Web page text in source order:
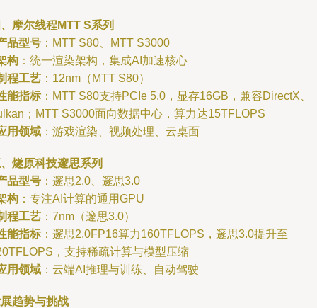
摩尔线程MTT S系列
品型号 ：MTT S80、MTT S3000
构 ：统一渲染架构，集成AI加速核心
程工艺 ：12nm（MTT S80）
能指标：MTT S80支持PCIe 5.0，显存16GB，兼容DirectX、
；MTT S3000面向数据中心，算力达15TFLOPS
用领域 ：游戏渲染、视频处理、云桌面
燧原科技邃思系列
品型号 ：邃思2.0、邃思3.0
构 ：专注AI计算的通用GPU
程工艺 ：7nm（邃思3.0）
能指标：邃思2.0FP16算力160TFLOPS，邃思3.0提升至
，支持稀疏计算与模型压缩
用领域 ：云端AI推理与训练、自动驾驶
趋势与挑战